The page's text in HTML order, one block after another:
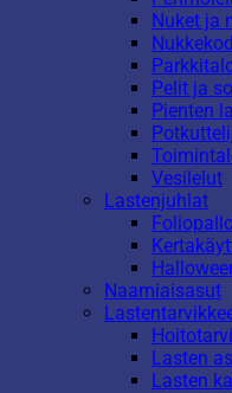
Nuket ja
Pelit ja
Pienten
Vesilelut
Lastenjuhlat
Naamiaisasut
Lasten
Lasten